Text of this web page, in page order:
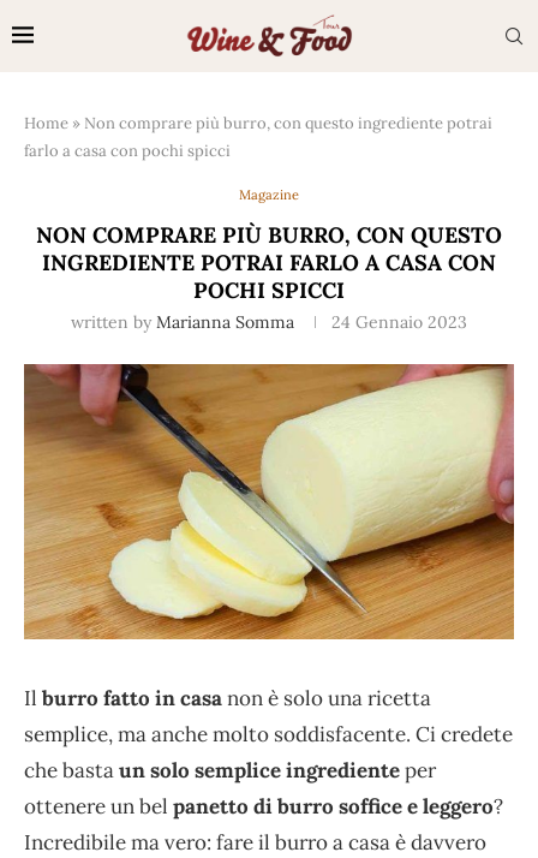
Home » Non comprare più burro, con questo ingrediente potrai
farlo a casa con pochi spicci
Magazine
NON COMPRARE PIÙ BURRO, CON QUESTO
INGREDIENTE POTRAI FARLO A CASA CON
POCHI SPICCI
written by Marianna Somma 24 Gennaio 2023
Il burro fatto in casanon è solo una ricetta
semplice, ma anche molto soddisfacente. Ci credete
che bastaun solo semplice ingredienteper
ottenere un bel panetto di burro soffice e leggero?
Incredibile ma vero: fare il burro a casa è davvero